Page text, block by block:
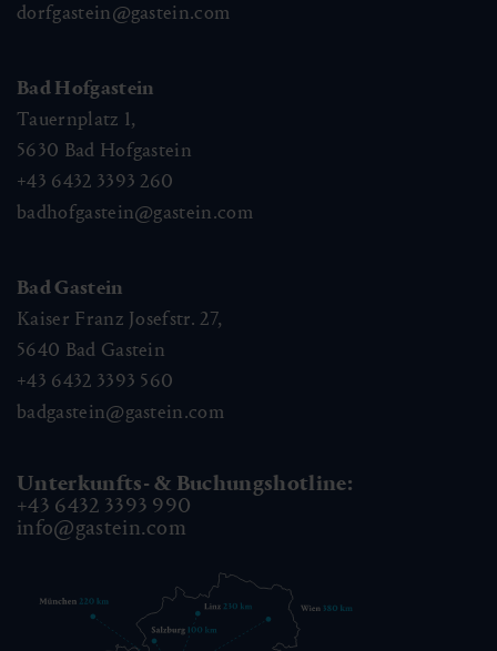
dorfgastein@gastein.com
Bad Hofgastein
Tauernplatz 1,
5630 Bad Hofgastein
+43 6432 3393 260
badhofgastein@gastein.com
Bad Gastein
Kaiser Franz Josefstr. 27,
5640 Bad Gastein
+43 6432 3393 560
badgastein@gastein.com
Unterkunfts- & Buchungshotline:
+43 6432 3393 990
info@gastein.com